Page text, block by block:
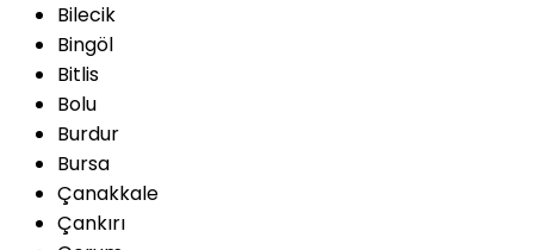
Bilecik
Bingöl
Bitlis
Bolu
Burdur
Bursa
Çanakkale
Çankırı